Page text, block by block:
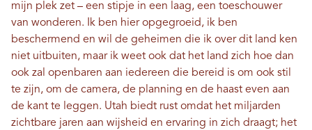
mijn plek zet – een stipje in een laag, een toeschouwer
van wonderen. Ik ben hier opgegroeid, ik ben
beschermend en wil de geheimen die ik over dit land ken
niet uitbuiten, maar ik weet ook dat het land zich hoe dan
ook zal openbaren aan iedereen die bereid is om ook stil
te zijn, om de camera, de planning en de haast even aan
de kant te leggen. Utah biedt rust omdat het miljarden
zichtbare jaren aan wijsheid en ervaring in zich draagt; het